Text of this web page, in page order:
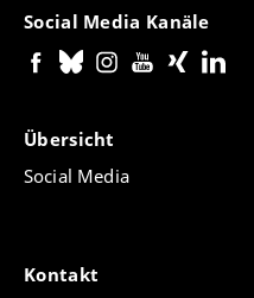
Social Media Kanäle
Übersicht
Social Media
Kontakt